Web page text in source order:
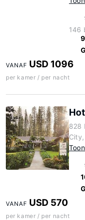
146
VANAF USD 1096
per kamer / per nacht
828
VANAF USD 570
per kamer / per nacht